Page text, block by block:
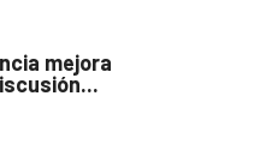
mejora